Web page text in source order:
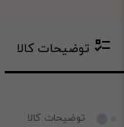
توضیحات کالا
توضیحات کالا